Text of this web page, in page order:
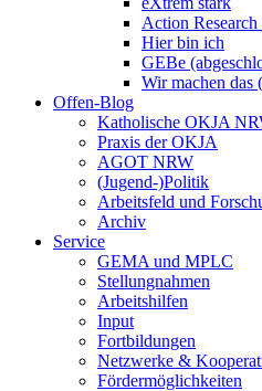
Action Research
Hier bin ich
GEBe
Wir machen das
Offen-Blog
Katholische OKJA
Praxis der OKJA
AGOT NRW
(Jugend-)Politik
Arbeitsfeld und
Archiv
Service
GEMA und MPLC
Stellungnahmen
Arbeitshilfen
Input
Fortbildungen
Netzwerke &
Fördermöglichkeiten